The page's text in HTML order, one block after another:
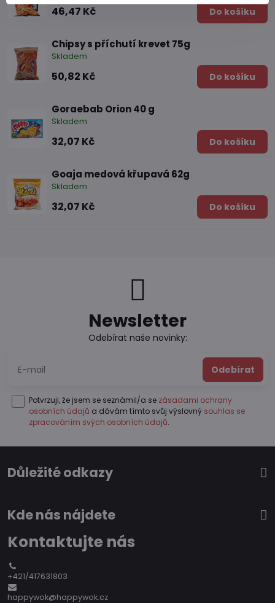
46,47 Kč Do košíku
Chipsy s příchutí krevet 75g
Skladem
50,82 Kč Do košíku
Goraebab Orion 40 g
Skladem
32,07 Kč Do košíku
Goaja medová křupavá 62g
Skladem
32,07 Kč Do košíku
Newsletter
Odebírat naše novinky:
Odebírat
Potvrzuji, že jsem se seznámil/a se zásadami ochrany
osobních údajů a dávám tímto svůj výslovný souhlas se
zpracováním svých osobních údajů.
Důležité odkazy
Kde nás nájdete
Kontaktujte nás
+421/417631803
happywok@happywok.cz